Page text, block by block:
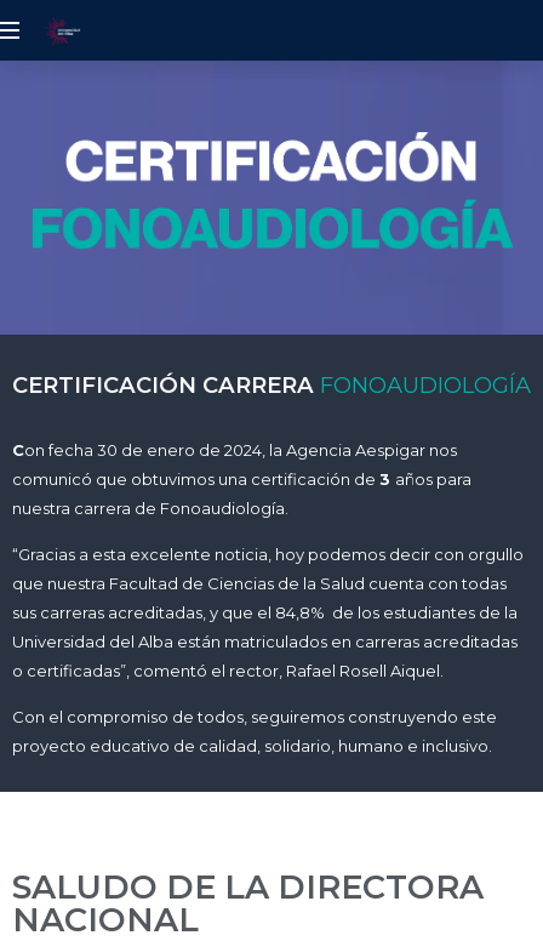
CERTIFICACIÓN CARRERA FONOAUDIOLOGÍA
Con fecha 30 de enero de 2024, la Agencia Aespigar nos
comunicó que obtuvimos una certificación de 3 años para
nuestra carrera de Fonoaudiología.
“Gracias a esta excelente noticia, hoy podemos decir con orgullo
que nuestra Facultad de Ciencias de la Salud cuenta con todas
sus carreras acreditadas, y que el 84,8% de los estudiantes de la
Universidad del Alba están matriculados en carreras acreditadas
o certificadas”, comentó el rector, Rafael Rosell Aiquel.
Con el compromiso de todos, seguiremos construyendo este
proyecto educativo de calidad, solidario, humano e inclusivo.
SALUDO DE LA DIRECTORA
NACIONAL